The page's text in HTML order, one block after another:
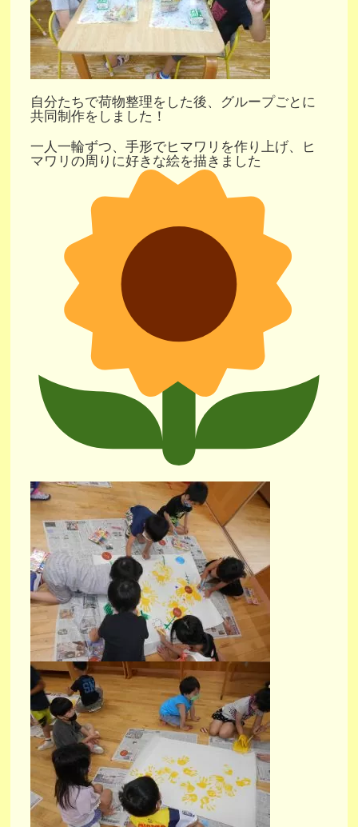
自分たちで荷物整理をした後、グループごとに
共同制作をしました！
一人一輪ずつ、手形でヒマワリを作り上げ、ヒ
マワリの周りに好きな絵を描きました